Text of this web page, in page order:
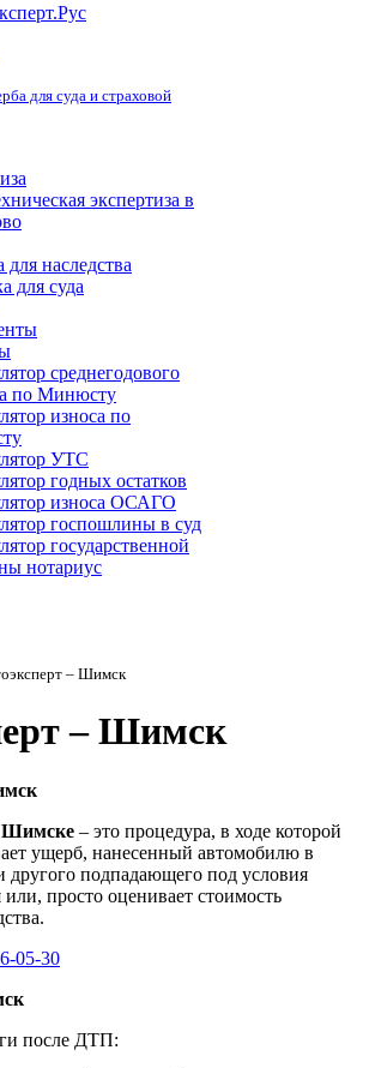
для суда и страховой
экспертиза в
наследства
для суда
среднегодового
по Минюсту
износа по
УТС
годных остатков
износа ОСАГО
госпошлины в суд
государственной
нотариус
– Шимск
– Шимск
Шимске – это процедура, в ходе которой
ущерб, нанесенный автомобилю в
другого подпадающего под условия
или, просто оценивает стоимость
05-30
после ДТП: